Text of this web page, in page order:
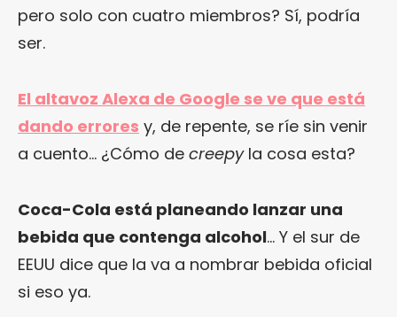
pero solo con cuatro miembros? Sí, podría
ser.
El altavoz Alexa de Google se ve que está
dando errores y, de repente, se ríe sin venir
a cuento… ¿Cómo de creepyla cosa esta?
Coca-Cola está planeando lanzar una
bebida que contenga alcohol… Y el sur de
EEUU dice que la va a nombrar bebida oficial
si eso ya.